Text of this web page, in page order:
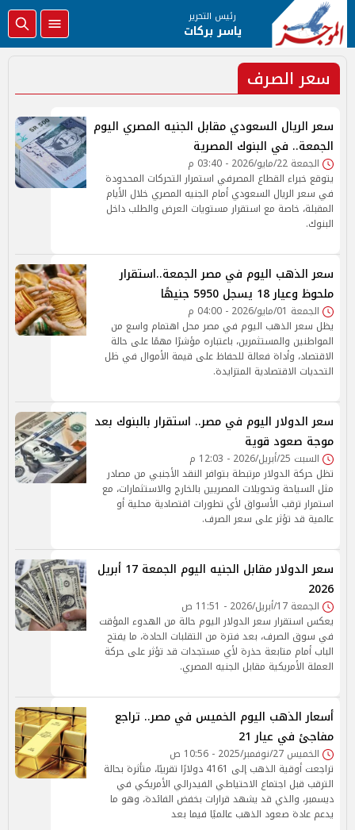
رئيس التحرير
ياسر بركات
سعر الصرف
سعر الريال السعودي مقابل الجنيه المصري اليوم
الجمعة.. في البنوك المصرية
الجمعة 22/مايو/2026 - 03:40 م
يتوقع خبراء القطاع المصرفي استمرار التحركات المحدودة
في سعر الريال السعودي أمام الجنيه المصري خلال الأيام
المقبلة، خاصة مع استقرار مستويات العرض والطلب داخل
البنوك.
سعر الذهب اليوم في مصر الجمعة..استقرار
ملحوظ وعيار 18 يسجل 5950 جنيهًا
الجمعة 01/مايو/2026 - 04:00 م
يظل سعر الذهب اليوم في مصر محل اهتمام واسع من
المواطنين والمستثمرين، باعتباره مؤشرًا مهمًا على حالة
الاقتصاد، وأداة فعالة للحفاظ على قيمة الأموال في ظل
التحديات الاقتصادية المتزايدة.
سعر الدولار اليوم في مصر.. استقرار بالبنوك بعد
موجة صعود قوية
السبت 25/أبريل/2026 - 12:03 م
تظل حركة الدولار مرتبطة بتوافر النقد الأجنبي من مصادر
مثل السياحة وتحويلات المصريين بالخارج والاستثمارات، مع
استمرار ترقب الأسواق لأي تطورات اقتصادية محلية أو
عالمية قد تؤثر على سعر الصرف.
سعر الدولار مقابل الجنيه اليوم الجمعة 17 أبريل
2026
الجمعة 17/أبريل/2026 - 11:51 ص
يعكس استقرار سعر الدولار اليوم حالة من الهدوء المؤقت
في سوق الصرف، بعد فترة من التقلبات الحادة، ما يفتح
الباب أمام متابعة حذرة لأي مستجدات قد تؤثر على حركة
العملة الأمريكية مقابل الجنيه المصري.
أسعار الذهب اليوم الخميس في مصر.. تراجع
مفاجئ في عيار 21
الخميس 27/نوفمبر/2025 - 10:56 ص
تراجعت أوقية الذهب إلى 4161 دولارًا تقريبًا، متأثرة بحالة
الترقب قبل اجتماع الاحتياطي الفيدرالي الأمريكي في
ديسمبر، والذي قد يشهد قرارات بخفض الفائدة، وهو ما
يدعم عادة صعود الذهب عالميًا فيما بعد